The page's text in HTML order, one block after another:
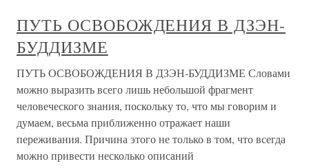
ПУТЬ ОСВОБОЖДЕНИЯ В ДЗЭН-
БУДДИЗМЕ
ПУТЬ ОСВОБОЖДЕНИЯ В ДЗЭН-БУДДИЗМЕ Словами
можно выразить всего лишь небольшой фрагмент
человеческого знания, поскольку то, что мы говорим и
думаем, весьма приближенно отражает наши
переживания. Причина этого не только в том, что всегда
можно привести несколько описаний